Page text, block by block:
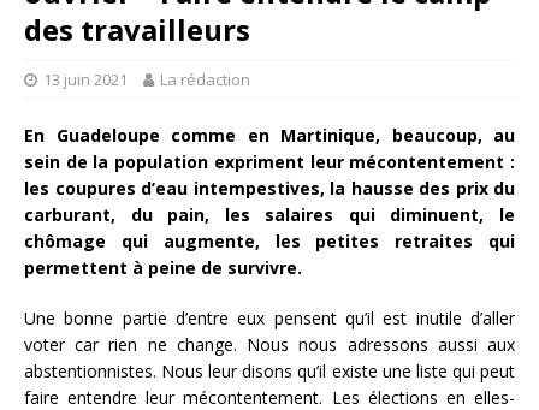
des travailleurs
13 juin 2021 La rédaction
En Guadeloupe comme en Martinique, beaucoup, au
sein de la population expriment leur mécontentement :
les coupures d’eau intempestives, la hausse des prix du
carburant, du pain, les salaires qui diminuent, le
chômage qui augmente, les petites retraites qui
permettent à peine de survivre.
Une bonne partie d’entre eux pensent qu’il est inutile d’aller
voter car rien ne change. Nous nous adressons aussi aux
abstentionnistes. Nous leur disons qu’il existe une liste qui peut
faire entendre leur mécontentement. Les élections en elles-